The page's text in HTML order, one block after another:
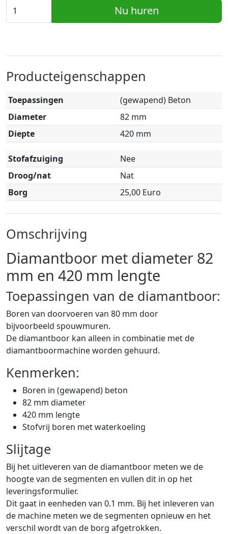
Nu huren
Producteigenschappen
Toepassingen
(gewapend) Beton
Diameter
82 mm
Diepte
420 mm
Stofafzuiging
Nee
Droog/nat
Nat
Borg
25,00 Euro
Omschrijving
Diamantboor met diameter 82
mm en 420 mm lengte
Toepassingen van de diamantboor:
Boren van doorvoeren van 80 mm door
bijvoorbeeld spouwmuren.
De diamantboor kan alleen in combinatie met de
diamantboormachine worden gehuurd.
Kenmerken:
Boren in (gewapend) beton
82 mm diameter
420 mm lengte
Stofvrij boren met waterkoeling
Slijtage
Bij het uitleveren van de diamantboor meten we de
hoogte van de segmenten en vullen dit in op het
leveringsformulier.
Dit gaat in eenheden van 0.1 mm. Bij het inleveren van
de machine meten we de segmenten opnieuw en het
verschil wordt van de borg afgetrokken.